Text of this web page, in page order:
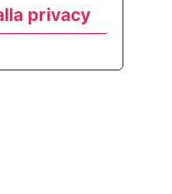
privacy